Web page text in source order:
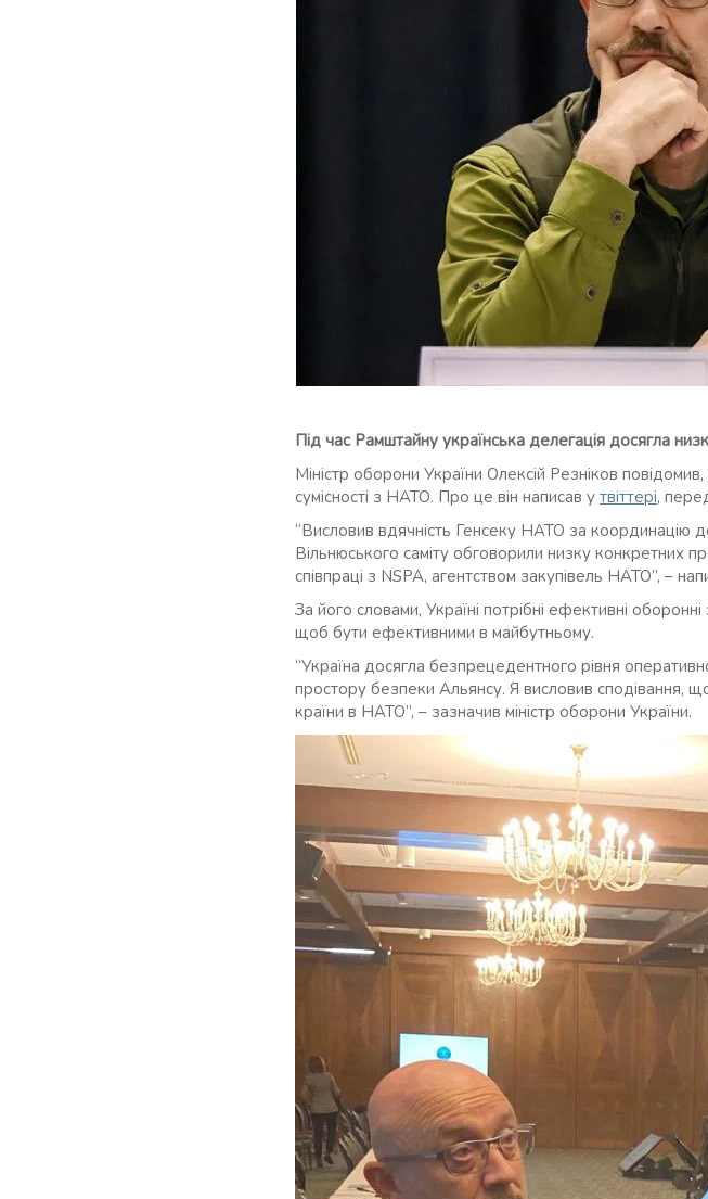
Під час Рамштайну українська делегація досягла
Міністр оборони України Олексій Резніков
сумісності з НАТО. Про це він написав у твіттері,
“Висловив вдячність Генсеку НАТО за координацію
Вільнюського саміту обговорили низку конкретних
співпраці з NSPA, агентством закупівель НАТО”, –
За його словами, Україні потрібні ефективні
щоб бути ефективними в майбутньому.
“Україна досягла безпрецедентного рівня
простору безпеки Альянсу. Я висловив сподівання,
країни в НАТО”, – зазначив міністр оборони України.